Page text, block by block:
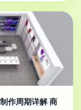
作周期详解 商